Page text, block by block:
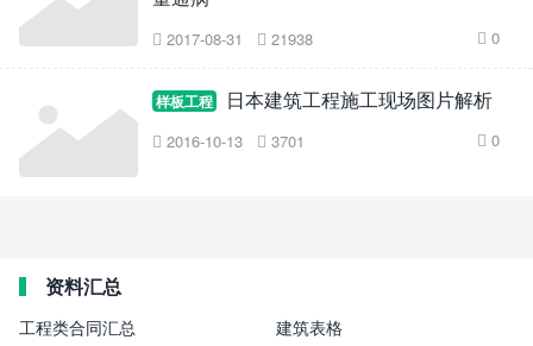
 2017-08-31  21938  0
样板工程 日本建筑工程施工现场图片解析
 2016-10-13  3701  0
资料汇总
工程类合同汇总 建筑表格